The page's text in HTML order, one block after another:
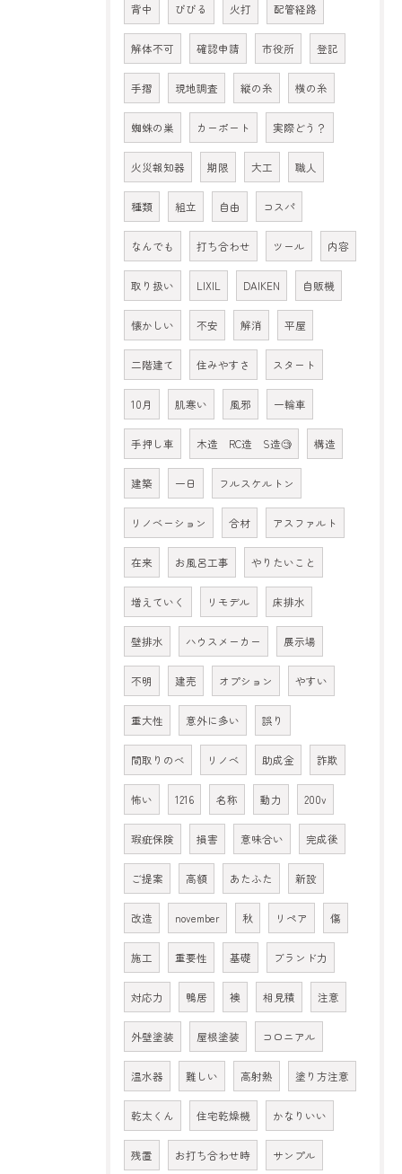
背中 びびる 火打 配管経路
解体不可 確認申請 市役所 登記
手摺 現地調査 縦の糸 横の糸
蜘蛛の巣 カーポート 実際どう？
火災報知器 期限 大工 職人
種類 組立 自由 コスパ
なんでも 打ち合わせ ツール 内容
取り扱い LIXIL DAIKEN 自販機
懐かしい 不安 解消 平屋
二階建て 住みやすさ スタート
10月 肌寒い 風邪 一輪車
手押し車 木造 RC造 S造🧐 構造
建築 一日 フルスケルトン
リノベーション 合材 アスファルト
在来 お風呂工事 やりたいこと
増えていく リモデル 床排水
壁排水 ハウスメーカー 展示場
不明 建売 オプション やすい
重大性 意外に多い 誤り
間取りのべ リノベ 助成金 詐欺
怖い 1216 名称 動力 200v
瑕疵保険 損害 意味合い 完成後
ご提案 高額 あたふた 新設
改造 november 秋 リペア 傷
施工 重要性 基礎 ブランド力
対応力 鴨居 襖 相見積 注意
外壁塗装 屋根塗装 コロニアル
温水器 難しい 高射熱 塗り方注意
乾太くん 住宅乾燥機 かなりいい
残置 お打ち合わせ時 サンプル